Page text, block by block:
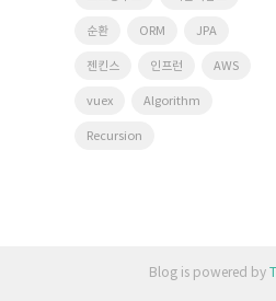
순환 ORM JPA
젠킨스 인프런 AWS
vuex Algorithm
Recursion
Blog is powered by